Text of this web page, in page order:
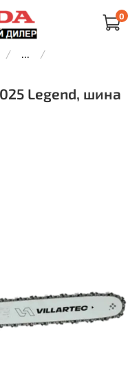
0
...
Legend, шина